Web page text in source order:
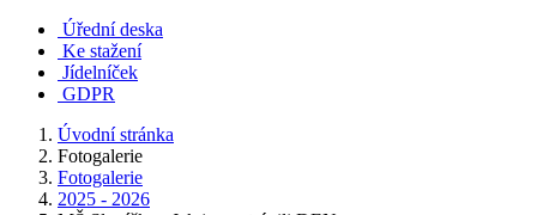
Úřední deska
Ke stažení
Jídelníček
GDPR
Úvodní stránka
Fotogalerie
Fotogalerie
2025 - 2026